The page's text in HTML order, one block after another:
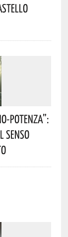
Potenza”:
Senso